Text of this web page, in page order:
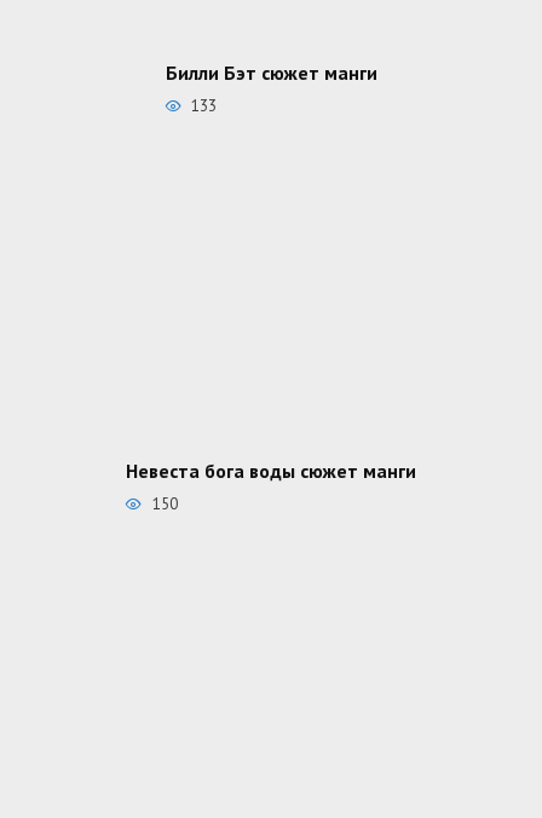
Билли Бэт сюжет манги
133
Невеста бога воды сюжет манги
150